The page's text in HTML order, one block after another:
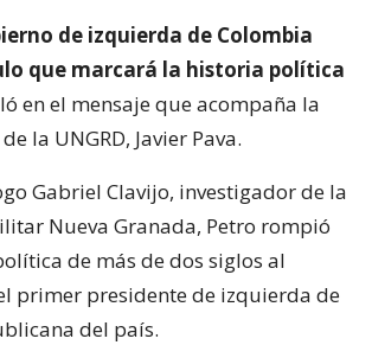
de izquierda de Colombia
que marcará la historia política
en el mensaje que acompaña la
la UNGRD, Javier Pava.
Gabriel Clavijo, investigador de la
Nueva Granada, Petro rompió
de más de dos siglos al
primer presidente de izquierda de
del país.